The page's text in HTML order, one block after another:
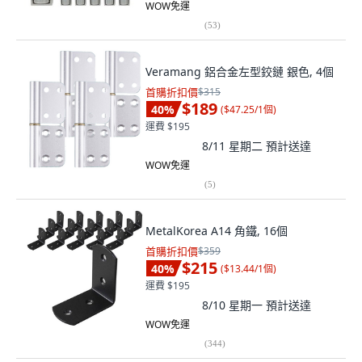
WOW免運
(53)
Veramang 鋁合金左型鉸鏈 銀色, 4個
首購折扣價$315
40% $189 ($47.25/1個)
運費 $195
8/11 星期二 預計送達
WOW免運
(5)
MetalKorea A14 角鐵, 16個
首購折扣價$359
40% $215 ($13.44/1個)
運費 $195
8/10 星期一 預計送達
WOW免運
(344)